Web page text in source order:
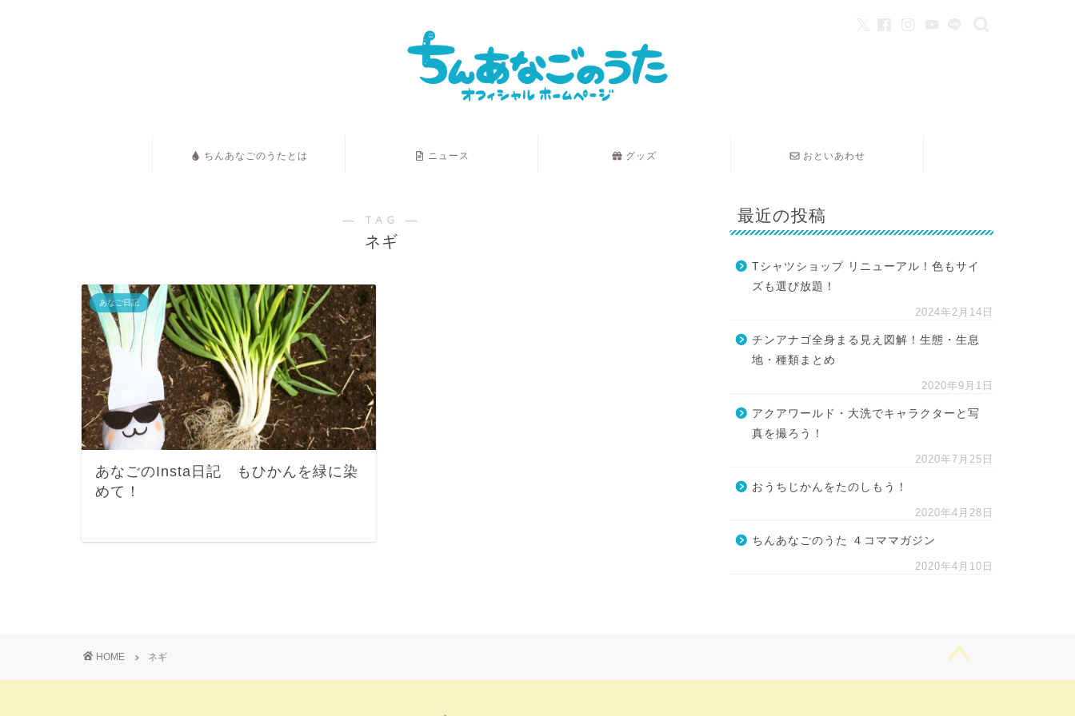
ちんあなごのうたとは ニュース グッズ おといあわせ
― TAG ―
ネギ
あなご日記
あなごのInsta日記 もひかんを緑に染
めて！
最近の投稿
Tシャツショップ リニューアル！色もサイ
ズも選び放題！
2024年2月14日
チンアナゴ全身まる見え図解！生態・生息
地・種類まとめ
2020年9月1日
アクアワールド・大洗でキャラクターと写
真を撮ろう！
2020年7月25日
おうちじかんをたのしもう！
2020年4月28日
ちんあなごのうた ４コママガジン
2020年4月10日
HOME ネギ